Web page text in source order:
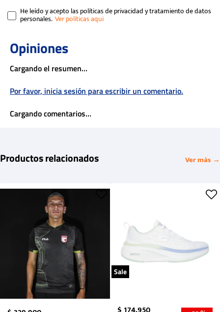
He leído y acepto las políticas de privacidad y tratamiento de datos
personales.
Cargando el resumen…
Por favor, inicia sesión para escribir un comentario.
Cargando comentarios…
Productos relacionados Ver más →
Sale